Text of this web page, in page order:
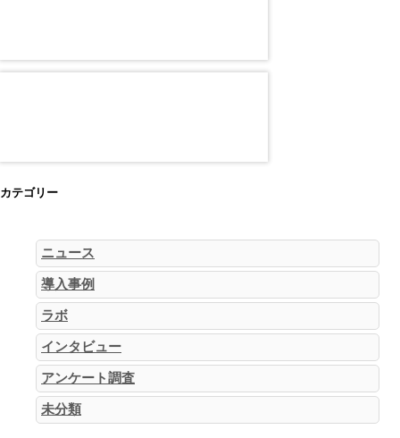
カテゴリー
ニュース
導入事例
ラボ
インタビュー
アンケート調査
未分類